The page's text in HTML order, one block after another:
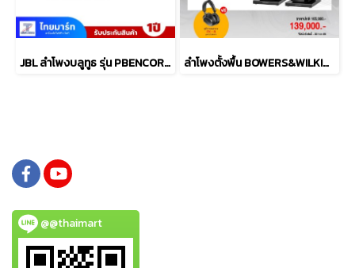
JBL ลำโพงบลูทูธ รุ่น PBENCOREESSAS2-Black ลำโพงตั้งพื้น BOWERS&WILKINS รุ่น 704 S3
@@thaimart